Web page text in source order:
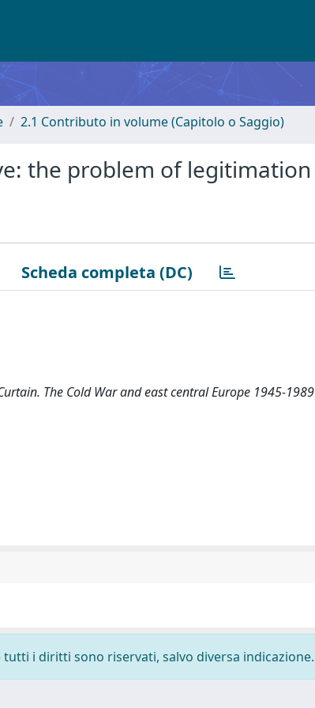
2.1 Contributo in volume (Capitolo o Saggio)
the problem of legitimation
Scheda completa (DC)
The Cold War and east central Europe 1945-1989
i diritti sono riservati, salvo diversa indicazione.